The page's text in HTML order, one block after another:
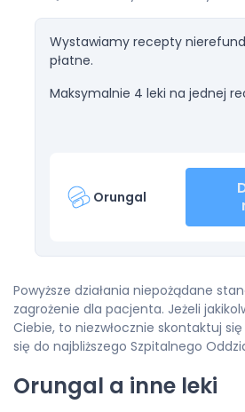
Wystawiamy recepty
płatne.
Maksymalnie 4 leki na jednej
Orungal
Powyższe działania niepożądane
zagrożenie dla pacjenta. Jeżeli
Ciebie, to niezwłocznie skontaktuj
się do najbliższego Szpitalnego
Orungal a inne leki